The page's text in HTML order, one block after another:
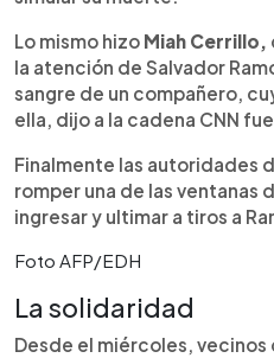
Lo mismo hizo Miah Cerrillo,
la atención de Salvador
sangre de un compañero,
ella, dijo a la cadena CNN
Finalmente las autoridades
romper una de las ventanas
ingresar y ultimar a tiros a
Foto AFP/EDH
La solidaridad
Desde el miércoles,